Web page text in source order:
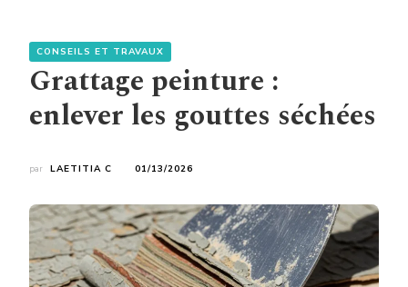
CONSEILS ET TRAVAUX
Grattage peinture :
enlever les gouttes séchées
par LAETITIA C 01/13/2026